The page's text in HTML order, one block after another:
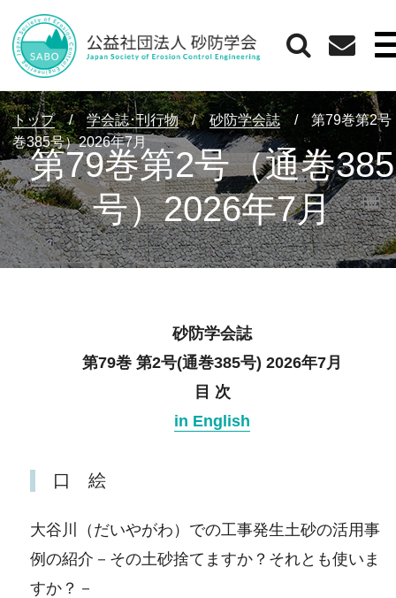
第79巻第2号（通巻385
号）2026年7月
トップ / 学会誌･刊行物 / 砂防学会誌 /
第79巻第2号
巻385号）2026年7月
砂防学会誌
第79巻 第2号(通巻385号) 2026年7月
目 次
in English
口 絵
大谷川（だいやがわ）での工事発生土砂の活用事
例の紹介－その土砂捨てますか？それとも使いま
すか？－